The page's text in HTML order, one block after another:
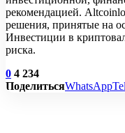
рекомендацией.
решения, принятые на
Инвестиции в
риска.
0 4 234
ПоделитьсяWhatsApp